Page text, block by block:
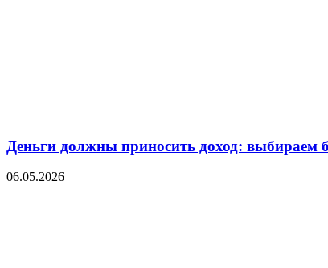
Деньги должны приносить доход: выбираем
06.05.2026